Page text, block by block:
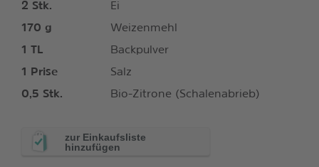
2 Stk.
Ei
170 g
Weizenmehl
1 TL
Backpulver
1 Prise
Salz
0,5 Stk. Bio-Zitrone (Schalenabrieb)
zur Einkaufsliste
hinzufügen